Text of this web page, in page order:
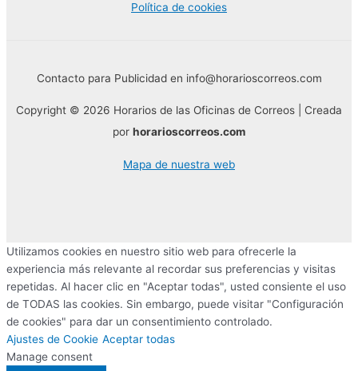
Política de cookies
Contacto para Publicidad en info@horarioscorreos.com
Copyright © 2026 Horarios de las Oficinas de Correos | Creada
por horarioscorreos.com
Mapa de nuestra web
Utilizamos cookies en nuestro sitio web para ofrecerle la
experiencia más relevante al recordar sus preferencias y visitas
repetidas. Al hacer clic en "Aceptar todas", usted consiente el uso
de TODAS las cookies. Sin embargo, puede visitar "Configuración
de cookies" para dar un consentimiento controlado.
Ajustes de Cookie Aceptar todas
Manage consent